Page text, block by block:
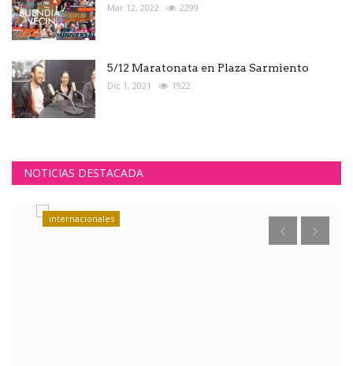
Mar 12, 2022 2299
5/12 Maratonata en Plaza Sarmiento
Dic 1, 2021 1922
NOTICIAS DESTACADA
internacionales